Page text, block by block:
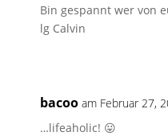
Bin gespannt wer von
lg Calvin
bacoo am Februar 27,
…lifeaholic! 😛